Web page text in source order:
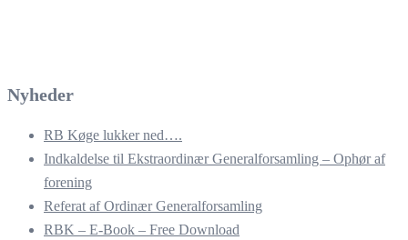
Nyheder
RB Køge lukker ned….
Indkaldelse til Ekstraordinær Generalforsamling – Ophør af
forening
Referat af Ordinær Generalforsamling
RBK – E-Book – Free Download